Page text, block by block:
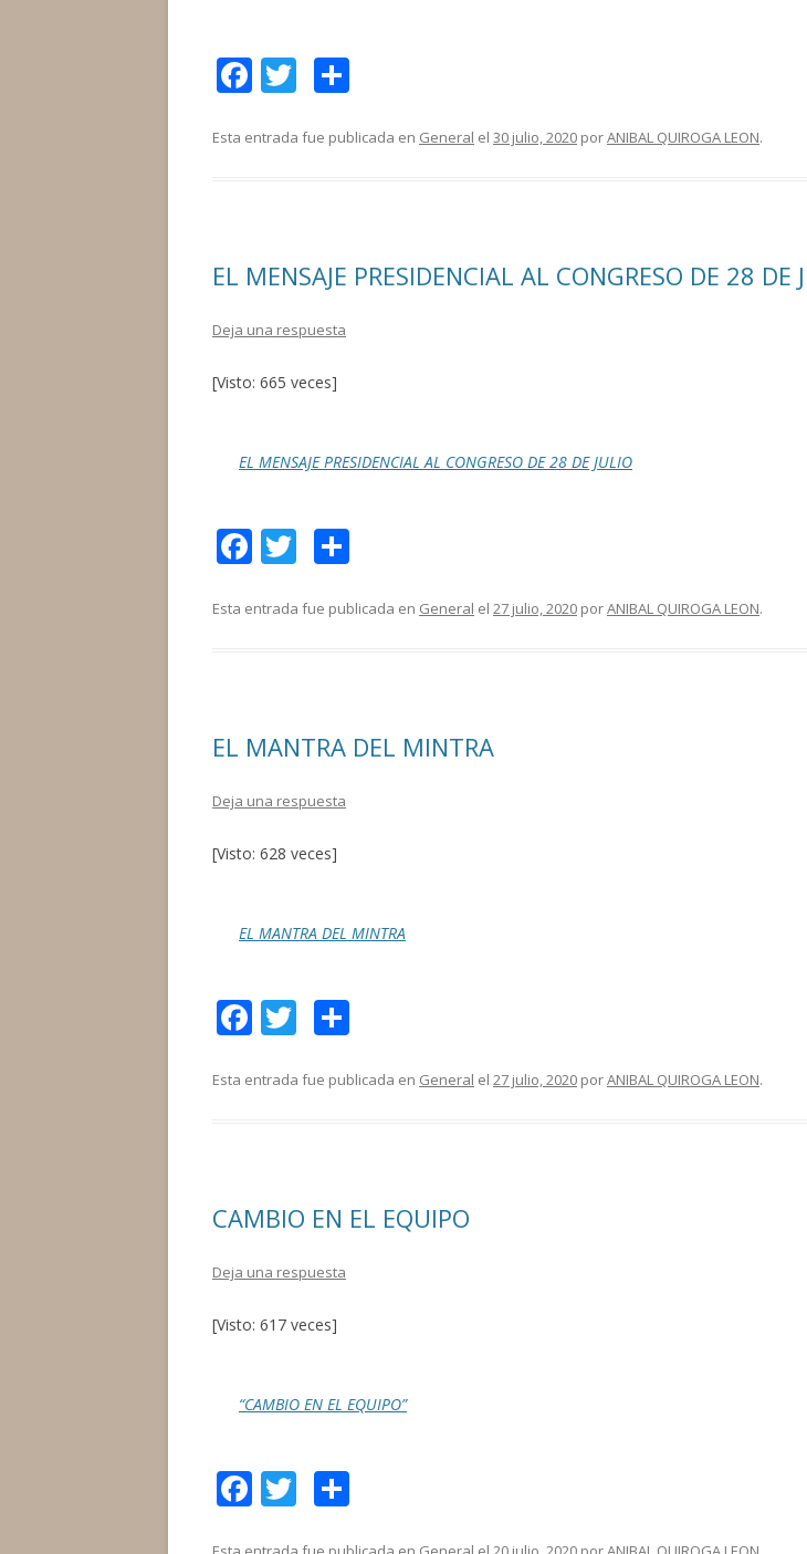
F
e
k
T
itt m
r
Esta entrada fue publicada en General el 30 julio, 2020 porANIBAL QUIROGA LEON.
EL MENSAJE PRESIDENCIAL AL CONGRESO DE 28 DE
Deja una respuesta
[Visto: 665 veces]
EL MENSAJE PRESIDENCIAL AL CONGRESO DE 28 DE JULIO
F
e
k
T
itt m
r
Esta entrada fue publicada en General el 27 julio, 2020 porANIBAL QUIROGA LEON.
EL MANTRA DEL MINTRA
Deja una respuesta
[Visto: 628 veces]
EL MANTRA DEL MINTRA
F
e
k
T
itt m
r
Esta entrada fue publicada en General el 27 julio, 2020 porANIBAL QUIROGA LEON.
CAMBIO EN EL EQUIPO
Deja una respuesta
[Visto: 617 veces]
“CAMBIO EN EL EQUIPO”
F T